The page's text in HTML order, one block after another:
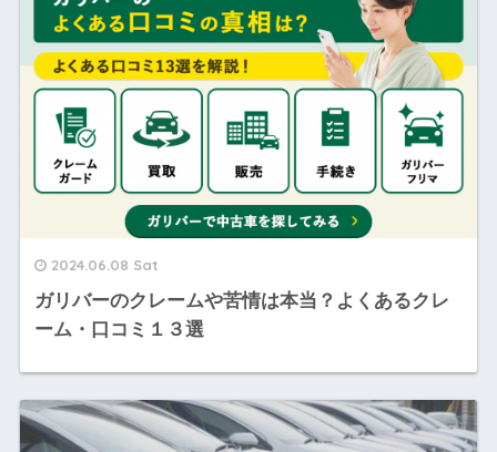
2024.06.08 Sat
ガリバーのクレームや苦情は本当？よくあるクレ
ーム・口コミ１３選